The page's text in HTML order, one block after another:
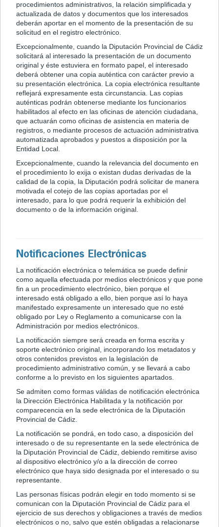
procedimientos administrativos, la relación simplificada y
actualizada de datos y documentos que los interesados
deberán aportar en el momento de la presentación de su
solicitud en el registro electrónico.
Excepcionalmente, cuando la Diputación Provincial de Cádiz
solicitará al interesado la presentación de un documento
original y éste estuviera en formato papel, el interesado
deberá obtener una copia auténtica con carácter previo a
su presentación electrónica. La copia electrónica resultante
reflejará expresamente esta circunstancia. Las copias
auténticas podrán obtenerse mediante los funcionarios
habilitados al efecto en las oficinas de atención ciudadana,
que actuarán como oficinas de asistencia en materia de
registros, o mediante procesos de actuación administrativa
automatizada aprobados y puestos a disposición por la
Entidad Local.
Excepcionalmente, cuando la relevancia del documento en
el procedimiento lo exija o existan dudas derivadas de la
calidad de la copia, la Diputación podrá solicitar de manera
motivada el cotejo de las copias aportadas por el
interesado, para lo que podrá requerir la exhibición del
documento o de la información original.
Notificaciones Electrónicas
La notificación electrónica o telemática se puede definir
como aquella efectuada por medios electrónicos y que pone
fin a un procedimiento electrónico, bien porque el
interesado está obligado a ello, bien porque así lo haya
manifestado expresamente un interesado que no esté
obligado por Ley o Reglamento a comunicarse con la
Administración por medios electrónicos.
La notificación siempre será creada en forma escrita y
soporte electrónico original, incorporando los metadatos y
otros contenidos previstos en la legislación de
procedimiento administrativo común, y se llevará a cabo
conforme a lo previsto en los siguientes apartados.
Se admiten como formas válidas de notificación electrónica
la Dirección Electrónica Habilitada y la notificación por
comparecencia en la sede electrónica de la Diputación
Provincial de Cádiz.
La notificación se pondrá, en todo caso, a disposición del
interesado o de su representante en la sede electrónica de
la Diputación Provincial de Cádiz, debiendo remitirse aviso
al dispositivo electrónico y/o a la dirección de correo
electrónico que haya sido designada por el interesado o su
representante.
Las personas físicas podrán elegir en todo momento si se
comunican con la Diputación Provincial de Cádiz para el
ejercicio de sus derechos y obligaciones a través de medios
electrónicos o no, salvo que estén obligadas a relacionarse